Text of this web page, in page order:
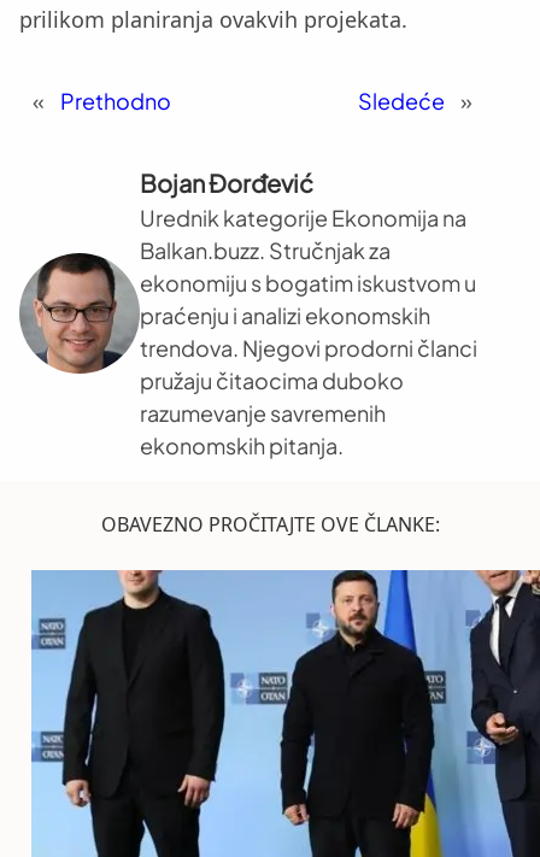
prilikom planiranja ovakvih projekata.
« Prethodno Sledeće »
Bojan Đorđević
Urednik kategorije Ekonomija na
Balkan.buzz. Stručnjak za
ekonomiju s bogatim iskustvom u
praćenju i analizi ekonomskih
trendova. Njegovi prodorni članci
pružaju čitaocima duboko
razumevanje savremenih
ekonomskih pitanja.
OBAVEZNO PROČITAJTE OVE ČLANKE: